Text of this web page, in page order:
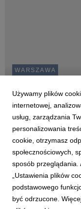
WARSZAWA
pytanie
Izabela Krzystyniak 25
Zapadła decyzja -
o zgrabną kawalerkę,
nieruchomość należy
procentowa? Które
4 5
Używamy plików
internetowej,
usług, zarządzania
personalizowania
cookie, otrzymasz
społecznościowych,
sposób przeglądania.
„Ustawienia plików
podstawowego
być odrzucone.